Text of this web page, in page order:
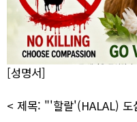
[성명서]
< 제목: "'할랄'(HALAL) 도